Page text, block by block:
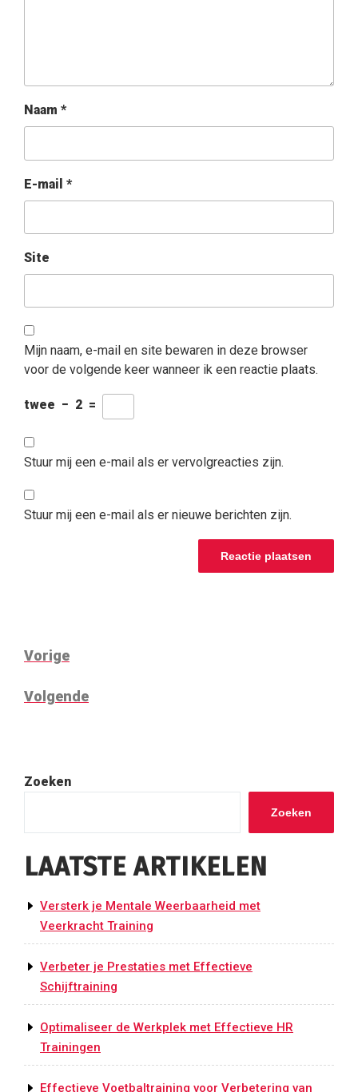
Naam *
E-mail *
Site
Mijn naam, e-mail en site bewaren in deze browser
voor de volgende keer wanneer ik een reactie plaats.
twee − 2 =
Stuur mij een e-mail als er vervolgreacties zijn.
Stuur mij een e-mail als er nieuwe berichten zijn.
BERICHTNAVIGATIE
Vorig
Vorige
Volgend
Volgende
Zoeken
Zoeken
LAATSTE ARTIKELEN
Versterk je Mentale Weerbaarheid met
Veerkracht Training
Verbeter je Prestaties met Effectieve
Schijftraining
Optimaliseer de Werkplek met Effectieve HR
Trainingen
Effectieve Voetbaltraining voor Verbetering van